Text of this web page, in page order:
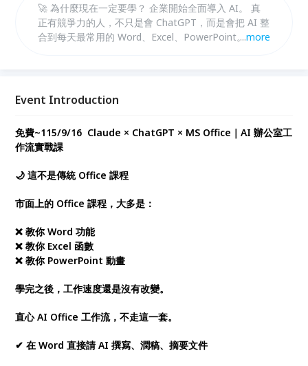
🚀 為什麼現在一定要學？ 企業開始全面導入 AI。 真
正有競爭力的人，不只是會 ChatGPT，而是會把 AI 整
合到每天最常用的 Word、Excel、PowerPoint。 未來
...more
Event Introduction
免費~115/9/16 Claude × ChatGPT × MS Office｜AI 辦公室工
作流實戰課
🌙 這不是傳統 Office 課程
市面上的 Office 課程，大多是：
❌ 教你 Word 功能
❌ 教你 Excel 函數
❌ 教你 PowerPoint 動畫
學完之後，工作速度還是沒有改變。
直心 AI Office 工作流，不走這一套。
✔ 在 Word 直接請 AI 撰寫、潤稿、摘要文件